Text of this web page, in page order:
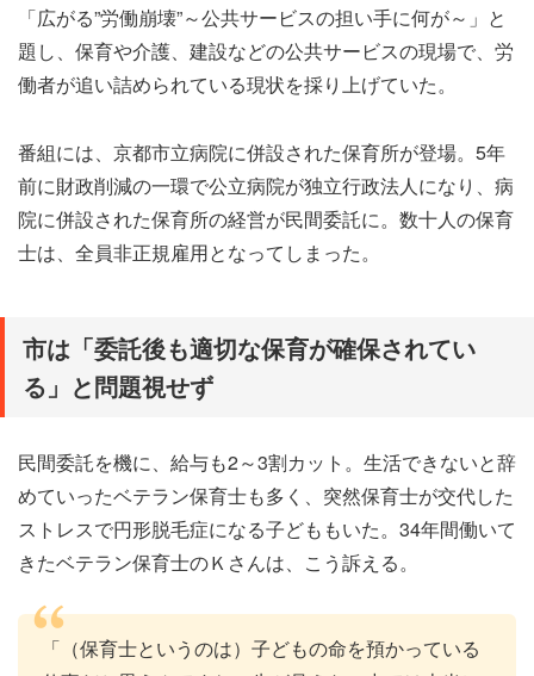
「広がる”労働崩壊”～公共サービスの担い手に何が～」と
題し、保育や介護、建設などの公共サービスの現場で、労
働者が追い詰められている現状を採り上げていた。
番組には、京都市立病院に併設された保育所が登場。5年
前に財政削減の一環で公立病院が独立行政法人になり、病
院に併設された保育所の経営が民間委託に。数十人の保育
士は、全員非正規雇用となってしまった。
市は「委託後も適切な保育が確保されてい
る」と問題視せず
民間委託を機に、給与も2～3割カット。生活できないと辞
めていったベテラン保育士も多く、突然保育士が交代した
ストレスで円形脱毛症になる子どももいた。34年間働いて
きたベテラン保育士のＫさんは、こう訴える。
「（保育士というのは）子どもの命を預かっている